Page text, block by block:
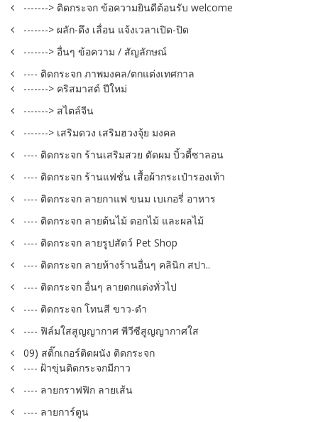
-------> ติดกระจก ข้อความยินดีต้อนรับ welcome
-------> ผลัก-ดึง เลื่อน แจ้งเวลาเปิด-ปิด
-------> อื่นๆ ข้อความ / สัญลักษณ์
---- ติดกระจก ภาพมงคล/ตกแต่งเทศกาล
-------> คริสมาสต์ ปีใหม่
-------> สไตล์จีน
-------> เสริมดวง เสริมฮวงจุ้ย มงคล
---- ติดกระจก ร้านเสริมสวย ตัดผม บิ้วตี้ซาลอน
---- ติดกระจก ร้านแฟชั่น เสื้อผ้ากระเป๋ารองเท้า
---- ติดกระจก ลายกาแฟ ขนม เบเกอรี่ อาหาร
---- ติดกระจก ลายต้นไม้ ดอกไม้ และผลไม้
---- ติดกระจก ลายรูปสัตว์ Pet Shop
---- ติดกระจก ลายห้างร้านอื่นๆ คลินิก สปา..
---- ติดกระจก อื่นๆ ลายตกแต่งทั่วไป
---- ติดกระจก โทนสี ขาว-ดำ
---- ฟิล์มใสสูญญากาศ พีวีซีสูญญากาศใส
09) สติ๊กเกอร์ติดผนัง ติดกระจก
---- ฝ้าขุ่นติดกระจกมีกาว
---- ลายกราฟฟิก ลายเส้น
---- ลายการ์ตูน